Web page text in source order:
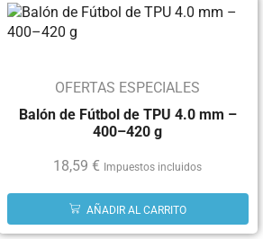
OFERTAS ESPECIALES
Balón de Fútbol de TPU 4.0 mm –
400–420 g
18,59€ Impuestos incluidos
AÑADIR AL CARRITO